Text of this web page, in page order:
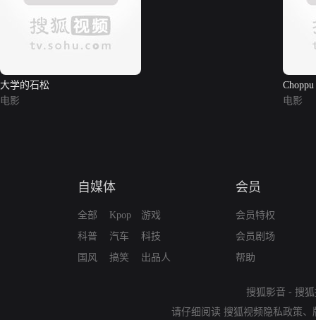
大学的石松
电影
Choppu
电影
自媒体
全部
科普
国风
Kpop
汽车
搞笑
游戏
科技
出品人
会员
会员特权
会员剧场
帮助
搜狐影音 - 搜
请仔细阅读 搜狐视频隐私政策、